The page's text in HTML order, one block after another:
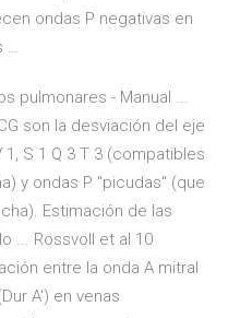
ondas P negativas en
…
pulmonares - Manual ...
son la desviación del eje
1, S 1 Q 3 T 3 (compatibles
y ondas P "picudas" (que
Estimación de las
... Rossvoll et al 10
entre la onda A mitral
A') en venas